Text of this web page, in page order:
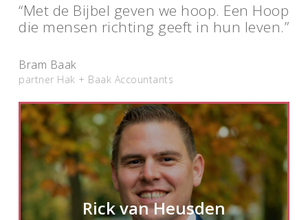
“Met de Bijbel geven we hoop. Een Hoop
die mensen richting geeft in hun leven.”
Bram Baak
partner Hak + Baak Accountants
Rick van Heusden